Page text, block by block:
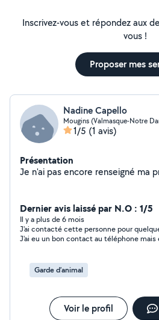
Inscrivez-vous et répondez aux
vous !
Proposer mes
Nadine Capello
Mougins (Valmasque-Notre
1/5 (1 avis)
Présentation
Je
Dernier avis laissé par N.O : 1/5
Il y a plus de 6 mois
J'ai contacté cette personne pour
J'ai eu un bon contact au téléphone mais
! Dommage d'être sur ce site et ne pas
normalement et s'adapter.
Garde d’animal
Voir le profil